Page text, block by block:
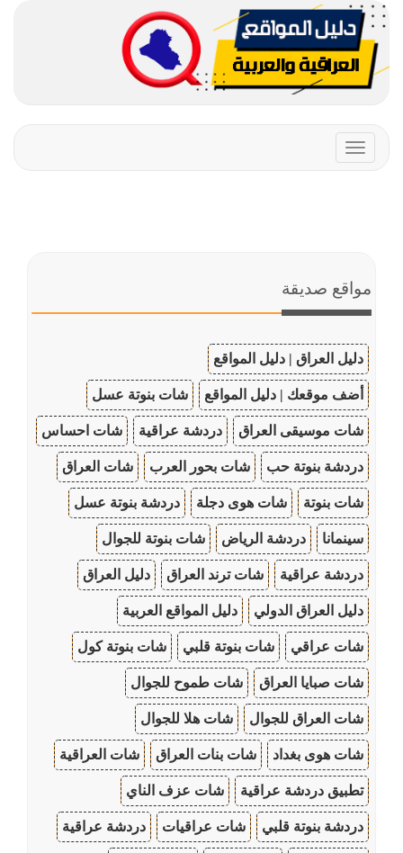
Toggle
navigation
مواقع صديقة
دليل العراق | دليل المواقع
أضف موقعك | دليل المواقع شات بنوتة عسل
شات موسيقى العراق دردشة عراقية شات احساس
دردشة بنوتة حب شات بحور العرب شات العراق
شات بنوتة شات هوى دجلة دردشة بنوتة عسل
سينمانا دردشة الرياض شات بنوتة للجوال
دردشة عراقية شات ترند العراق دليل العراق
دليل العراق الدولي دليل المواقع العربية
شات عراقي شات بنوتة قلبي شات بنوتة كول
شات صبايا العراق شات طموح للجوال
شات العراق للجوال شات هلا للجوال
شات هوى بغداد شات بنات العراق شات العراقية
تطبيق دردشة عراقية شات عزف الناي
دردشة بنوتة قلبي شات عراقيات دردشة عراقية